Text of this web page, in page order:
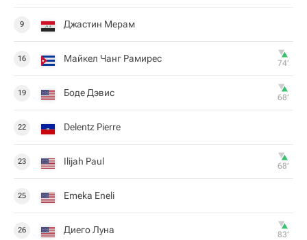
9 Джастин Мерам
16 Майкел Чанг Рамирес 74‎’‎
19 Боде Дэвис 68‎’‎
22 Delentz Pierre
23 Ilijah Paul 68‎’‎
25 Emeka Eneli
26 Диего Луна 83‎’‎